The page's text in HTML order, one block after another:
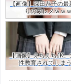
【画像】深田恭子の最
りのワレメｗｗｗ
【画像】えちえちJK、
性教育されてしま